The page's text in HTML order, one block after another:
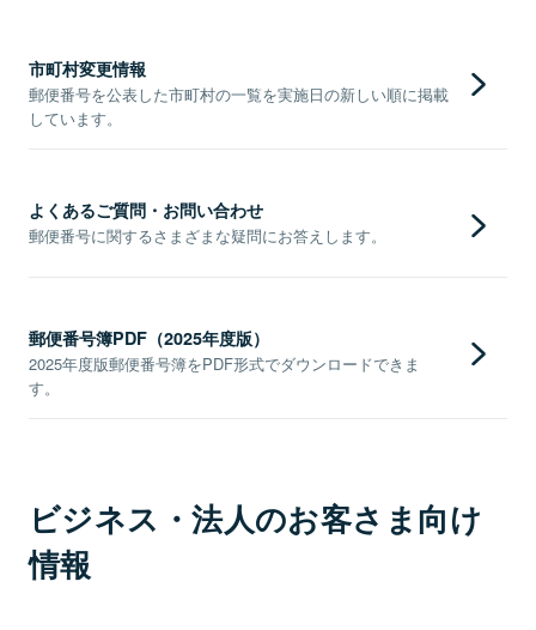
市町村変更情報
郵便番号を公表した市町村の一覧を実施日の新しい順に掲載
しています。
よくあるご質問・お問い合わせ
郵便番号に関するさまざまな疑問にお答えします。
郵便番号簿PDF（2025年度版）
2025年度版郵便番号簿をPDF形式でダウンロードできま
す。
ビジネス・法人のお客さま向け
情報